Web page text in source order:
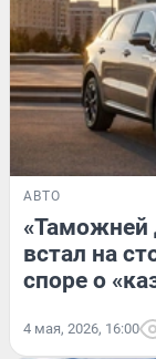
АВТО
«Таможней
встал на
споре о
4 мая, 2026, 16:00